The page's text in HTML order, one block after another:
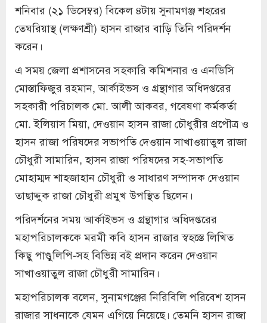
শনিবার (২১ ডিসেম্বর) বিকেল ৪টায় সুনামগঞ্জ শহরের
তেঘরিয়াস্থ (লক্ষণশ্রী) হাসন রাজার বাড়ি তিনি পরিদর্শন
করেন।
এ সময় জেলা প্রশাসনের সহকারি কমিশনার ও এনডিসি
মোস্তাফিজুর রহমান, আর্কাইভস ও গ্রন্থাগার অধিদপ্তরের
সহকারী পরিচালক মো. আলী আকবর, গবেষণা কর্মকর্তা
মো. ইলিয়াস মিয়া, দেওয়ান হাসন রাজা চৌধুরীর প্রপৌত্র ও
হাসন রাজা পরিষদের সভাপতি দেওয়ান সাখাওয়াতুল রাজা
চৌধুরী সামারিন, হাসন রাজা পরিষদের সহ-সভাপতি
মোহাম্মদ শাহজাহান চৌধুরী ও সাধারণ সম্পাদক দেওয়ান
তাছাদ্দুক রাজা চৌধুরী প্রমুখ উপস্থিত ছিলেন।
পরিদর্শনের সময় আর্কাইভস ও গ্রন্থাগার অধিদপ্তরের
মহাপরিচালককে মরমী কবি হাসন রাজার স্বহস্তে লিখিত
কিছু পাণ্ডুলিপি-সহ বিভিন্ন বই প্রদান করেন দেওয়ান
সাখাওয়াতুল রাজা চৌধুরী সামারিন।
মহাপরিচালক বলেন, সুনামগঞ্জের নিরিবিলি পরিবেশ হাসন
রাজার সাধনাকে যেমন এগিয়ে নিয়েছে। তেমনি হাসন রাজা